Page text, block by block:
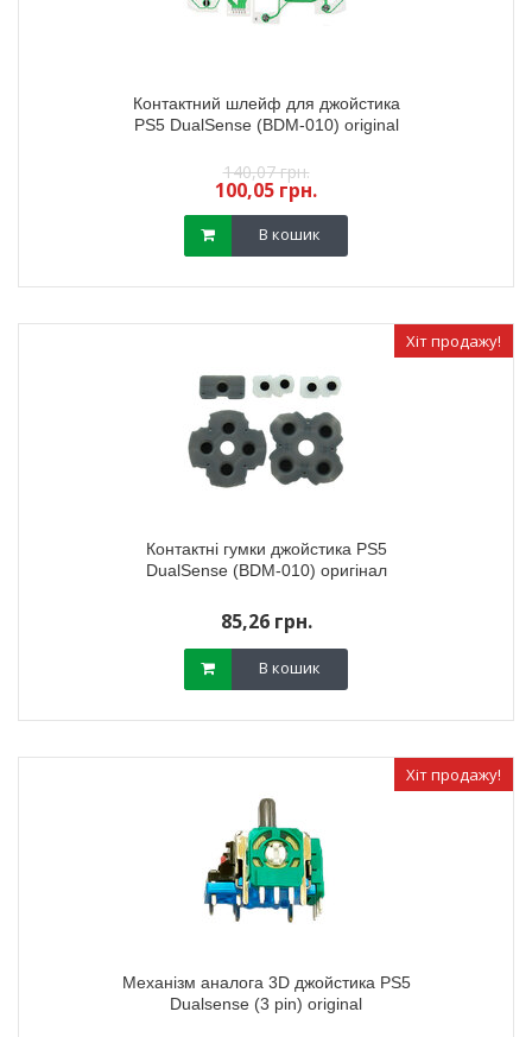
Контактний шлейф для джойстика
PS5 DualSense (BDM-010) original
140,07 грн.
100,05 грн.
В кошик
Хіт продажу!
Контактні гумки джойстика PS5
DualSense (BDM-010) оригінал
85,26 грн.
В кошик
Хіт продажу!
Механізм аналога 3D джойстика PS5
Dualsense (3 pin) original